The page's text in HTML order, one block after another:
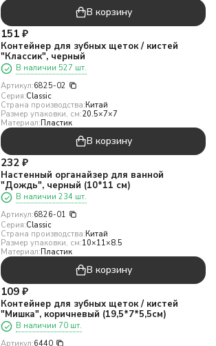
В корзину
151 ₽
Контейнер для зубных щеток / кистей
"Классик", черный
В наличии 527 шт.
Артикул:6825-02
Серия:Classic
Страна производства:Китай
Размер упаковки, см:20.5×7×7
Материал:Пластик
В корзину
232 ₽
Настенный органайзер для ванной
"Дождь", черный (10*11 см)
В наличии 234 шт.
Артикул:6826-01
Серия:Classic
Страна производства:Китай
Размер упаковки, см:10×11×8.5
Материал:Пластик
В корзину
109 ₽
Контейнер для зубных щеток / кистей
"Мишка", коричневый (19,5*7*5,5см)
В наличии 70 шт.
Артикул:6440